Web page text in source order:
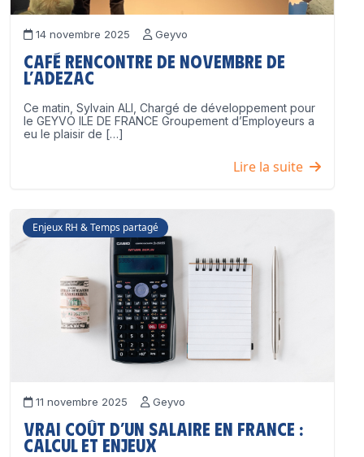
14 novembre 2025 Geyvo
Café Rencontre de Novembre de
l’ADEZAC
Ce matin, Sylvain ALI, Chargé de développement pour
le GEYVO ILE DE FRANCE Groupement d’Employeurs a
eu le plaisir de […]
Lire la suite
Enjeux RH & Temps partagé
11 novembre 2025 Geyvo
Vrai coût d’un salaire en France :
calcul et enjeux